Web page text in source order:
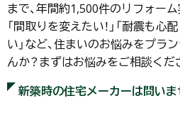
まで、年間約1,500件のリフォーム
「間取りを変えたい！」「耐震も心配
い」など、住まいのお悩みをプラ
んか？まずはお悩みをご相談くだ
新築時の住宅メーカーは問いま